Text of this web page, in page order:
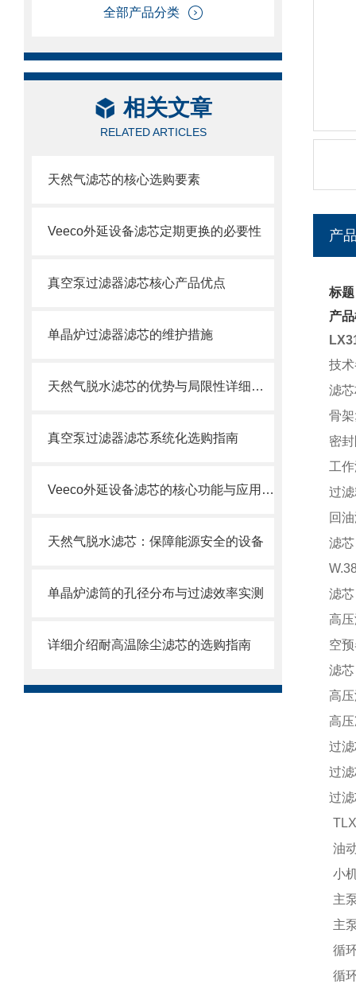
全部产品分类
相关文章
RELATED ARTICLES
天然气滤芯的核心选购要素
Veeco外延设备滤芯定期更换的必要性
真空泵过滤器滤芯核心产品优点
单晶炉过滤器滤芯的维护措施
天然气脱水滤芯的优势与局限性详细分析
真空泵过滤器滤芯系统化选购指南
Veeco外延设备滤芯的核心功能与应用场景
天然气脱水滤芯：保障能源安全的设备
单晶炉滤筒的孔径分布与过滤效率实测
详细介绍耐高温除尘滤芯的选购指南
产
标
产
技
滤
骨
密
工
过
回
滤
滤
高
空
滤
高
高
过
过
过
油
小
主
主
循
循